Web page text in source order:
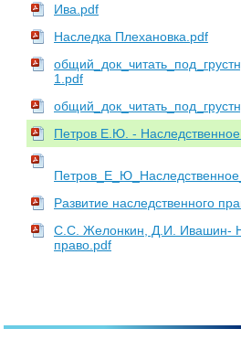
Ива.pdf
Наследка Плехановка.pdf
1.pdf
Петров Е.Ю. -
Развитие наследственного
С.С. Желонкин, Д.И. Ивашин-
право.pdf